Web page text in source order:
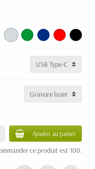
Ajouter au panier
ce produit est 100.